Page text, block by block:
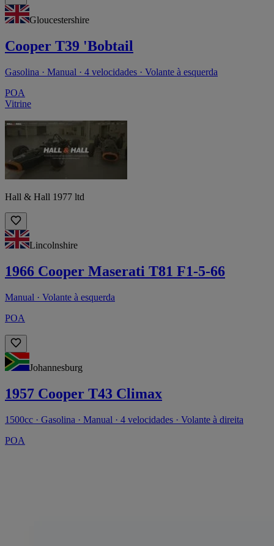
Gloucestershire
Cooper T39 'Bobtail
Gasolina · Manual · 4 velocidades · Volante à esquerda
POA
Vitrine
Hall & Hall 1977 ltd
Lincolnshire
1966 Cooper Maserati T81 F1-5-66
Manual · Volante à esquerda
POA
Johannesburg
1957 Cooper T43 Climax
1500cc · Gasolina · Manual · 4 velocidades · Volante à direita
POA